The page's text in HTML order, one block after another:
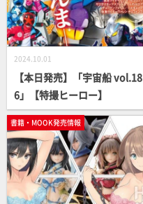
2024.10.01
【本日発売】「宇宙船 vol.18
6」【特撮ヒーロー】
書籍・MOOK発売情報